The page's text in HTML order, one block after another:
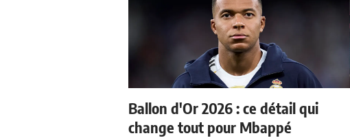
Ballon d'Or 2026 : ce détail qui
change tout pour Mbappé